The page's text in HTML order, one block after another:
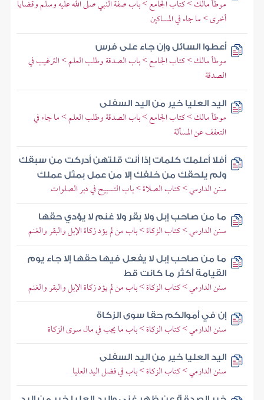
موطأ مالك > كتاب الجامع > باب صفة النبي صلى الله عليه وسلم وقضايا
أخرى > ما جاء في المساكين
أعطوا السائل وإن جاء على فرس
موطأ مالك > كتاب الجامع > باب الصدقة وطلب العلم > الترغيب في
الصدقة
اليد العليا خير من اليد السفلى
موطأ مالك > كتاب الجامع > باب الصدقة وطلب العلم > ما جاء في
التعفف عن المسألة
أفلا أعلمك كلمات إذا أنت قلتهن أدركت من سبقك
ولم يلحقك من خلفك إلا من عمل بمثل عملك
سنن الدارمي > كتاب الصلاة > باب التسبيح في دبر الصلوات
ما من صاحب إبل ولا بقر ولا غنم لا يؤدي حقها
سنن الدارمي > كتاب الزكاة > باب من لم يؤد زكاة الإبل والبقر والغنم
ما من صاحب إبل لا يفعل فيها حقها إلا جاء يوم
القيامة أكثر ما كانت قط
سنن الدارمي > كتاب الزكاة > باب من لم يؤد زكاة الإبل والبقر والغنم
إن في أموالكم حقا سوى الزكاة
سنن الدارمي > كتاب الزكاة > باب ما يجب في مال سوى الزكاة
اليد العليا خير من اليد السفلى
سنن الدارمي > كتاب الزكاة > باب في فضل اليد العليا